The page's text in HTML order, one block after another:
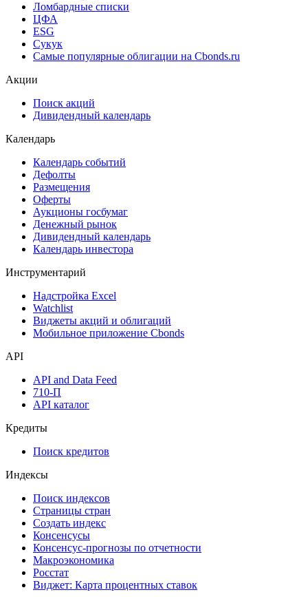
Ломбардные списки
ЦФА
ESG
Сукук
Самые популярные облигации на Cbonds.ru
Акции
Поиск акций
Дивидендный календарь
Календарь
Календарь событий
Дефолты
Размещения
Оферты
Аукционы госбумаг
Денежный рынок
Дивидендный календарь
Календарь инвестора
Инструментарий
Надстройка Excel
Watchlist
Виджеты акций и облигаций
Мобильное приложение Cbonds
API
API and Data Feed
710-П
API каталог
Кредиты
Поиск кредитов
Индексы
Поиск индексов
Страницы стран
Создать индекс
Консенсусы
Консенсус-прогнозы по отчетности
Макроэкономика
Росстат
Виджет: Карта процентных ставок